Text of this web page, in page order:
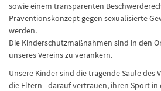
sowie einem transparenten
Präventionskonzept gegen sexualisierte
werden.
Die Kinderschutzmaßnahmen sind in den
unseres Vereins zu verankern.
Unsere Kinder sind die tragende Säule des
die Eltern - darauf vertrauen, ihren Sport in